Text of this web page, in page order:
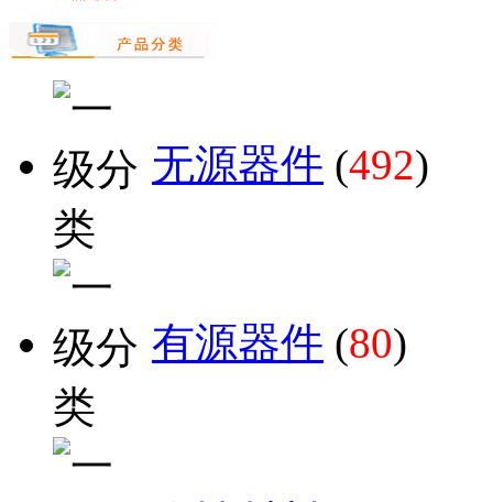
无源器件 (492)
有源器件 (80)